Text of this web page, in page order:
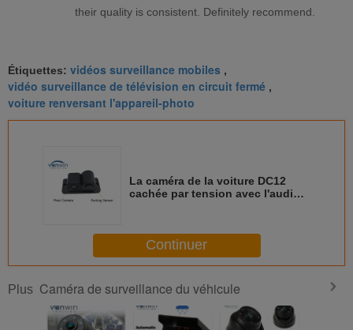
their quality is consistent. Definitely recommend.
Étiquettes: vidéos surveillance mobiles ,
vidéo surveillance de télévision en circuit fermé ,
voiture renversant l'appareil-photo
La caméra de la voiture DC12
cachée par tension avec l'audio
Continuer
Plus Caméra de surveillance du véhicule